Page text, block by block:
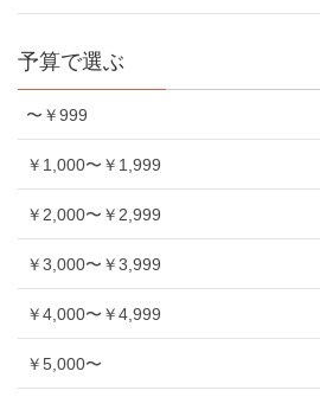
予算で選ぶ
〜￥999
￥1,000〜￥1,999
￥2,000〜￥2,999
￥3,000〜￥3,999
￥4,000〜￥4,999
￥5,000〜